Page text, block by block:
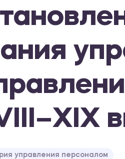
управления персоналом